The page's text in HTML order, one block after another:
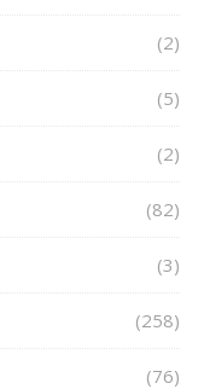
(2)
(5)
(2)
(82)
(3)
(258)
(76)